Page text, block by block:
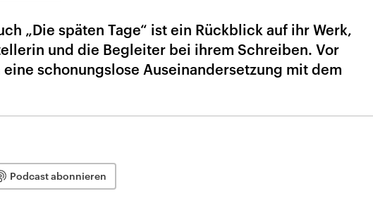
„Die späten Tage“ ist ein Rückblick auf ihr Werk,
und die Begleiter bei ihrem Schreiben. Vor
schonungslose Auseinandersetzung mit dem
Podcast abonnieren